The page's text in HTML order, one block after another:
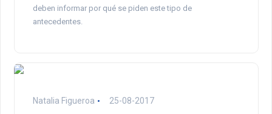
deben informar por qué se piden este tipo de
antecedentes.
Natalia Figueroa 25-08-2017